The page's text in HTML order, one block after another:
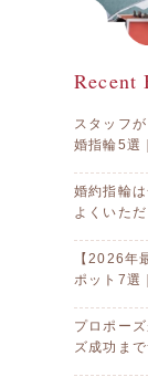
Recent
スタッフ
婚指輪5選
婚約指輪
よくいた
【2026年
ポット7選
プロポー
ズ成功ま